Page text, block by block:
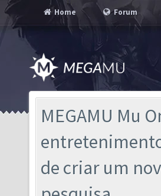
Home Forum
MEGAMU Mu
de criar um